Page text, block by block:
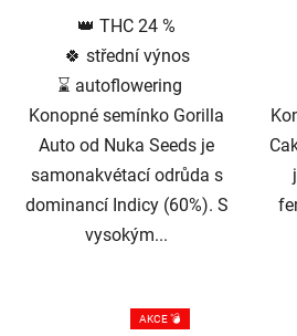
hvězdiček.
👑 THC 24 %
🍀 střední výnos
⌛ autoflowering
Konopné semínko Gorilla
Auto od Nuka Seeds je
samonakvétací odrůda s
dominancí Indicy (60%). S
vysokým...
AKCE 💣